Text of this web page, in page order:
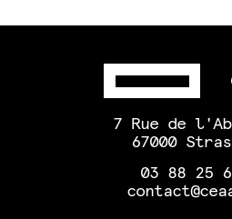
7 Rue de
67000
03 88 25